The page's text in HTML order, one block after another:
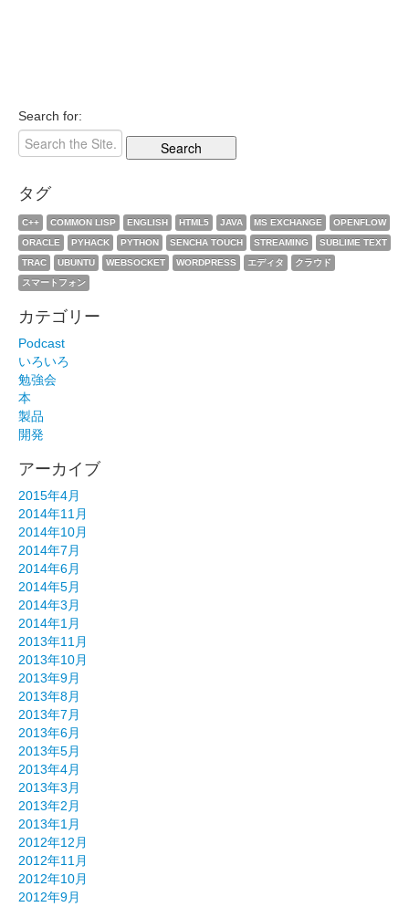
Search for:
タグ
C++ COMMON LISP ENGLISH HTML5 JAVA MS EXCHANGE
OPENFLOW
ORACLE
PYHACK PYTHON SENCHA TOUCH STREAMING
SUBLIME TEXT
TRAC
UBUNTU WEBSOCKET WORDPRESS エディタ
クラウド
スマートフォン
カテゴリー
Podcast
いろいろ
勉強会
本
製品
開発
アーカイブ
2015年4月
2014年11月
2014年10月
2014年7月
2014年6月
2014年5月
2014年3月
2014年1月
2013年11月
2013年10月
2013年9月
2013年8月
2013年7月
2013年6月
2013年5月
2013年4月
2013年3月
2013年2月
2013年1月
2012年12月
2012年11月
2012年10月
2012年9月